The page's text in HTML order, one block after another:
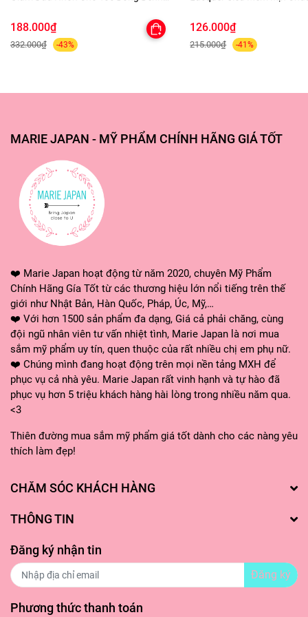
của chu trình chăm sóc da, thoa lượng kem chống
nắng vừa đủ lên da mặt, cổ và đường viền cổ áo,
massage nhẹ nhàng kết hợp vỗ cho đến khi kem
- Nên thoa lại sau mỗi 2-3 tiếng tiếp xúc liên tục với
- Nên sử dụng kem chống nắng kể cả khi ngồi trong
nhà / làm việc văn phòng có tiếp xúc
188.000₫
332.000₫ -43%
126.000₫
215.000₫ -41%
MARIE JAPAN - MỸ PHẨM CHÍNH HÃNG GIÁ TỐT
❤️ Marie Japan hoạt động từ năm 2020, chuyên Mỹ Phẩm
Chính Hãng Gía Tốt từ các thương hiệu lớn nổi tiếng trên thế
giới như Nhật Bản, Hàn Quốc, Pháp, Úc, Mỹ,…
❤️ Với hơn 1500 sản phẩm đa dạng, Giá cả phải chăng, cùng
đội ngũ nhân viên tư vấn nhiệt tình, Marie Japan là nơi mua
sắm mỹ phẩm uy tín, quen thuộc của rất nhiều chị em phụ nữ.
❤️ Chúng mình đang hoạt động trên mọi nền tảng MXH để
phục vụ cả nhà yêu. Marie Japan rất vinh hạnh và tự hào đã
phục vụ hơn 5 triệu khách hàng hài lòng trong nhiều năm qua.
<3
Thiên đường mua sắm mỹ phẩm giá tốt dành cho các nàng yêu
thích làm đẹp!
CHĂM SÓC KHÁCH HÀNG
THÔNG TIN
Đăng ký nhận tin
Đăng ký
Phương thức thanh toán